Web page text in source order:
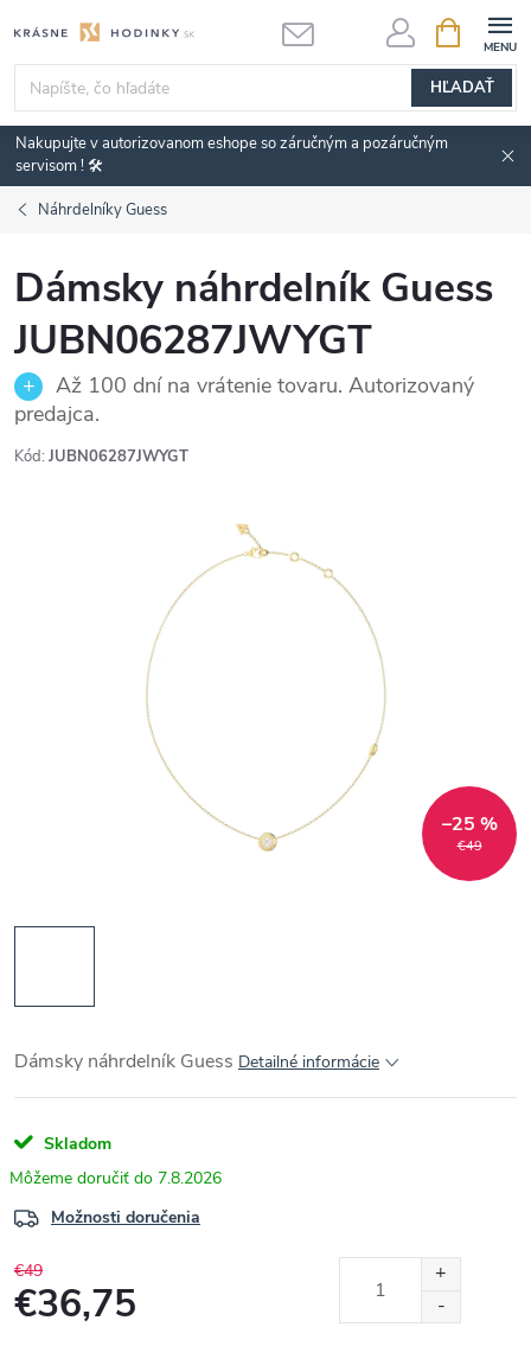
na
obsah
HĽADAŤ
KOŠÍK
Nakupujte v autorizovanom eshope so záručným a pozáručným
servisom ! 🛠️
Náhrdelníky Guess
Dámsky náhrdelník Guess
JUBN06287JWYGT
Až 100 dní na vrátenie tovaru. Autorizovaný
predajca.
Kód: JUBN06287JWYGT
€49
–25 %
Dámsky náhrdelník Guess Detailné informácie
Skladom
7.8.2026
Možnosti doručenia
€49
€36,75